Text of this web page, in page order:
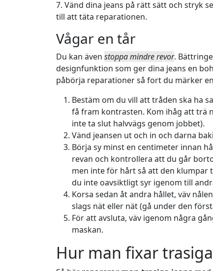
7. Vänd dina jeans på rätt sätt och stryk
till att täta reparationen.
Vågar en tår
Du kan även stoppa mindre revor.
designfunktion som ger dina jeans en
påbörja reparationer så fort du märker
Bestäm om du vill att tråden ska ha
få fram kontrasten. Kom ihåg att trä
inte ta slut halvvägs genom jobbet).
Vänd jeansen ut och in och darna
Börja sy minst en centimeter innan
revan och kontrollera att du går
men inte för hårt så att den klumpar
du inte oavsiktligt syr igenom till
Korsa sedan åt andra hållet, väv
slags nät eller nät (gå under den
För att avsluta, väv igenom några
maskan.
Hur man fixar